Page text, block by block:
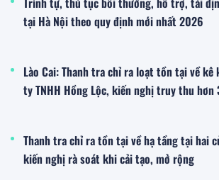
tại Hà Nội theo quy định mới nhất 2026
Lào Cai: Thanh tra chỉ ra loạt tồn tại về
ty TNHH Hồng Lộc, kiến nghị truy thu
Thanh tra chỉ ra tồn tại về hạ tầng tại hai
kiến nghị rà soát khi cải tạo, mở rộng